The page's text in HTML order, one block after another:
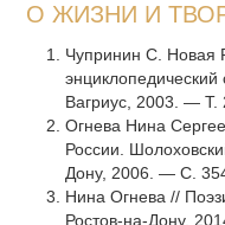
О ЖИЗНИ И
Чупринин С. Новая
Вагриус, 2003. —
Огнева Нина
России.
Дону, 2006. — С.
Нина Огнева //
Ростов-на-Дону,